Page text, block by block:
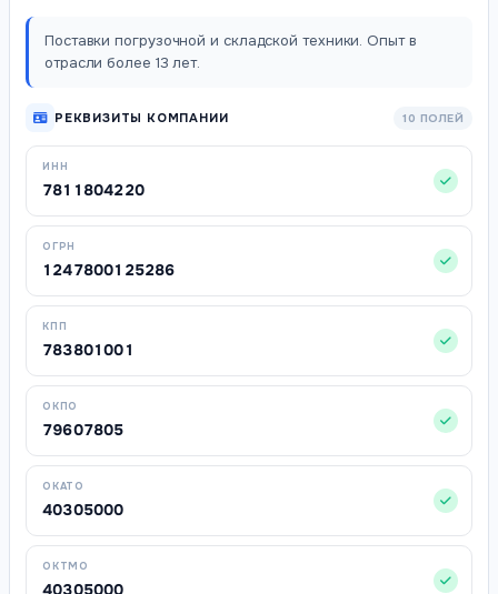
Поставки погрузочной и складской техники. Опыт в
отрасли более 13 лет.
РЕКВИЗИТЫ КОМПАНИИ 10 ПОЛЕЙ
ИНН
7811804220
ОГРН
1247800125286
КПП
783801001
ОКПО
79607805
ОКАТО
40305000
ОКТМО
40305000